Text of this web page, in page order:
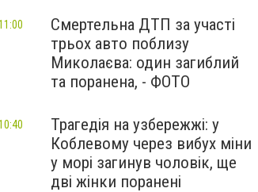
Смертельна ДТП за участі
трьох авто поблизу
Миколаєва: один загиблий
та поранена, - ФОТО
Трагедія на узбережжі: у
Коблевому через вибух міни
у морі загинув чоловік, ще
дві жінки поранені